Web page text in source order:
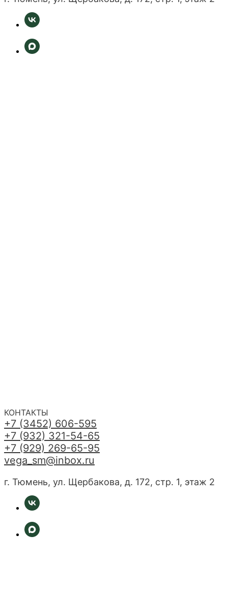
КОНТАКТЫ
+7 (3452) 606-595
+7 (932) 321-54-65
+7 (929) 269-65-95
vega_sm@inbox.ru
г. Тюмень, ул. Щербакова, д. 172, стр. 1, этаж 2